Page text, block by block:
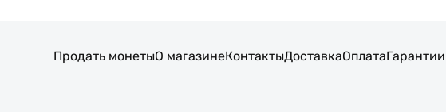
Продать монетыО магазинеКонтактыДоставкаОплата